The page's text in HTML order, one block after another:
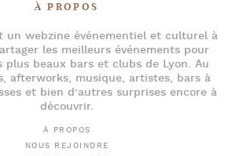
À PROPOS
un webzine événementiel et culturel à
les meilleurs événements pour
plus beaux bars et clubs de Lyon. Au
, afterworks, musique, artistes, bars à
et bien d’autres surprises encore à
découvrir.
À PROPOS
NOUS REJOINDRE